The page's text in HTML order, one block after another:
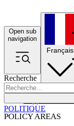
Open sub
navigation
Recherche
POLICY AREAS
Français
POLITIQUE